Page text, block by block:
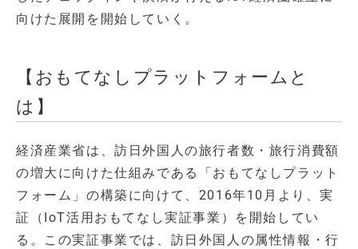
向けた展開を開始していく。
【おもてなしプラットフォームと
は】
経済産業省は、訪日外国人の旅行者数・旅行消費額
の増大に向けた仕組みである「おもてなしプラット
フォーム」の構築に向けて、2016年10月より、実
証（IoT活用おもてなし実証事業）を開始してい
る。この実証事業では、訪日外国人の属性情報・行